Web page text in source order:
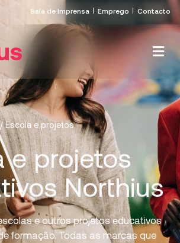
Sala de Imprensa Emprego Contacto
Escola e projetos
e projetos
Northius
e outros projetos educativos
formação. Todas as marcas que